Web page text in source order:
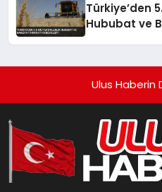
Türkiye’den
Hububat ve
Ulus Haberin